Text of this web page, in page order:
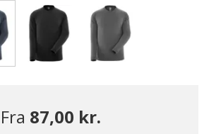
Fra 87,00 kr.